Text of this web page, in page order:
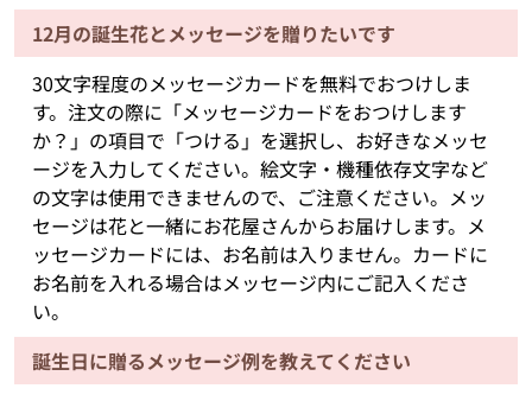
12月の誕生花とメッセージを贈りたいです
30文字程度のメッセージカードを無料でおつけしま
す。注文の際に「メッセージカードをおつけします
か？」の項目で「つける」を選択し、お好きなメッセ
ージを入力してください。絵文字・機種依存文字など
の文字は使用できませんので、ご注意ください。メッ
セージは花と一緒にお花屋さんからお届けします。メ
ッセージカードには、お名前は入りません。カードに
お名前を入れる場合はメッセージ内にご記入くださ
い。
誕生日に贈るメッセージ例を教えてください